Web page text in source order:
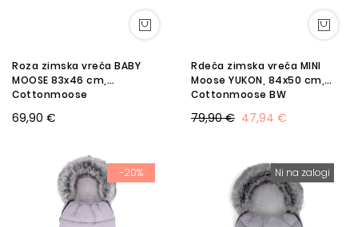
Roza zimska vreča BABY
MOOSE 83x46 cm,
Cottonmoose
69,90 €
Rdeča zimska vreča MINI
Moose YUKON, 84x50 cm,
Cottonmoose BW
47,94 €
79,90 €
-20% Ni na zalogi